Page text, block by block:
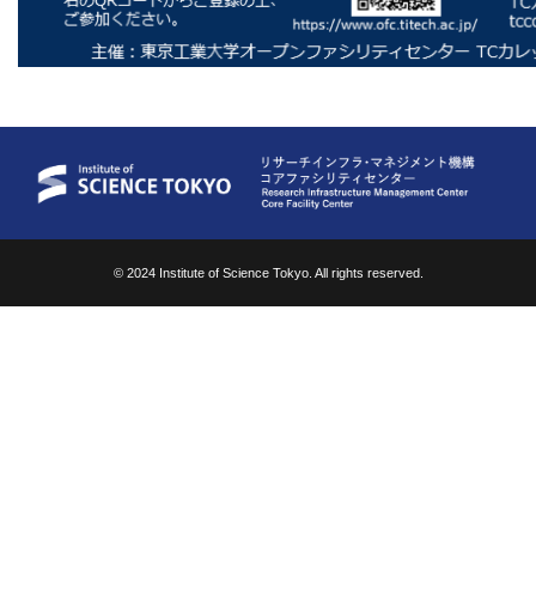
© 2024 Institute of Science Tokyo. All rights reserved.